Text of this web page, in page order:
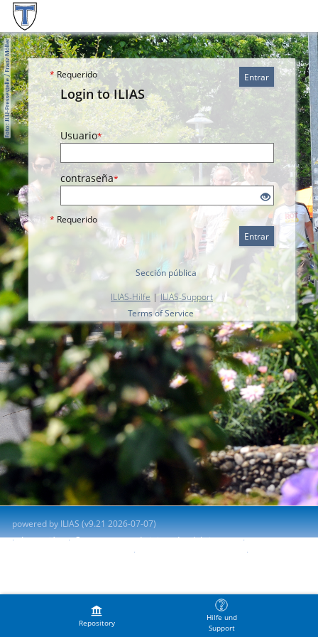
Repository
Hilfe und
Support
Entrar
*Requerido
Login to ILIAS
Usuario*
contraseña*
* Requerido
Entrar
Sección pública
ILIAS-Hilfe | ILIAS-Support
Terms of Service
powered by ILIAS (v9.21 2026-07-07)
Impresión
Contactar con administrador del sistema